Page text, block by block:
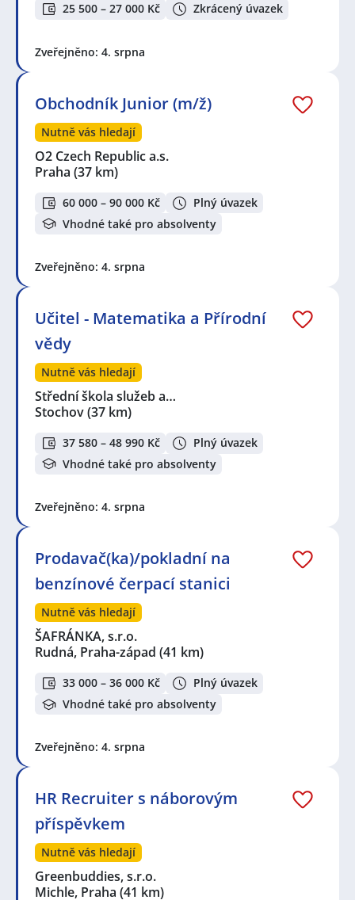
25 500 – 27 000 Kč Zkrácený úvazek
Zveřejněno: 4. srpna
Obchodník Junior (m/ž)
Nutně vás hledají
O2 Czech Republic a.s.
Praha (37 km)
60 000 – 90 000 Kč
Plný úvazek
Vhodné také pro absolventy
Zveřejněno: 4. srpna
Učitel - Matematika a Přírodní
vědy
Nutně vás hledají
Střední škola služeb a…
Stochov(37 km)
37 580 – 48 990 Kč
Plný úvazek
Vhodné také pro absolventy
Zveřejněno: 4. srpna
Prodavač(ka)/pokladní na
benzínové čerpací stanici
Nutně vás hledají
ŠAFRÁNKA, s.r.o.
Rudná, Praha-západ (41 km)
33 000 – 36 000 Kč
Plný úvazek
Vhodné také pro absolventy
Zveřejněno: 4. srpna
HR Recruiter s náborovým
příspěvkem
Nutně vás hledají
Greenbuddies, s.r.o.
Michle, Praha (41 km)